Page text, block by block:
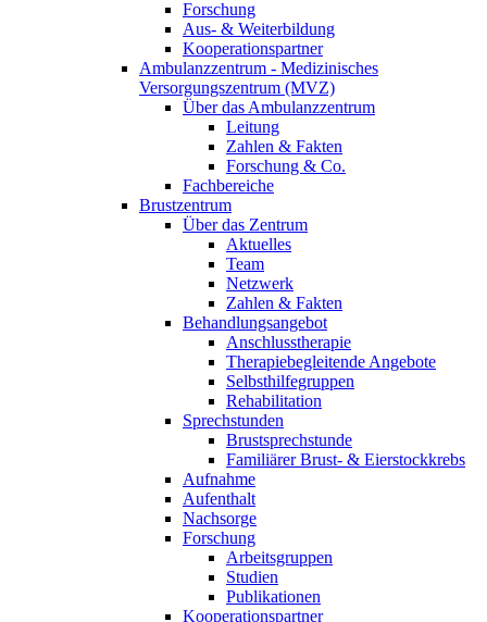
Forschung
Aus- & Weiterbildung
Kooperationspartner
Ambulanzzentrum - Medizinisches
Versorgungszentrum (MVZ)
Über das Ambulanzzentrum
Leitung
Zahlen & Fakten
Forschung & Co.
Fachbereiche
Brustzentrum
Über das Zentrum
Aktuelles
Team
Netzwerk
Zahlen & Fakten
Behandlungsangebot
Anschlusstherapie
Therapiebegleitende Angebote
Selbsthilfegruppen
Rehabilitation
Sprechstunden
Brustsprechstunde
Familiärer Brust- & Eierstockkrebs
Aufnahme
Aufenthalt
Nachsorge
Forschung
Arbeitsgruppen
Studien
Publikationen
Kooperationspartner